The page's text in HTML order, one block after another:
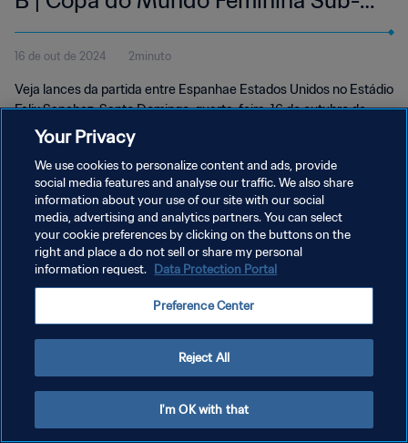
da FIFA República Dominicana
2024™ | Melhores momentos
16 de out de 2024 2minuto
Veja lances da partida entre Espanhae Estados Unidos no Estádio
Felix Sanchez, Santo Domingo, quarta-feira, 16 de outubro de
2024, às 16:00 (horário local).
POLÍTICA DE PRIVACIDADE
TERMOS DE SERVIÇO
ADMINISTRAR AS PREFERÊNCIAS DE COOKIES
Your Privacy
We use cookies to personalize content and ads, provide
social media features and analyse our traffic. We also share
information about your use of our site with our social
media, advertising and analytics partners. You can select
your cookie preferences by clicking on the buttons on the
right and place a do not sell or share my personal
information request. Data Protection Portal
Preference Center
Reject All
I'm OK with that